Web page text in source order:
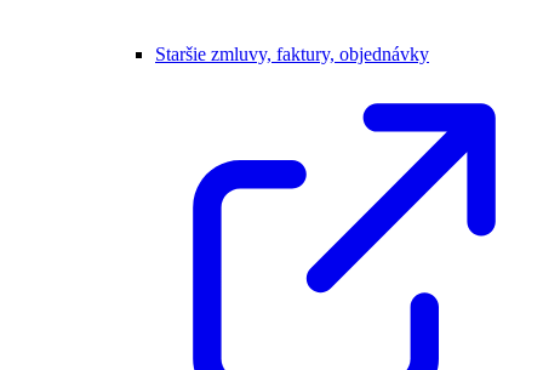
Staršie zmluvy, faktury, objednávky